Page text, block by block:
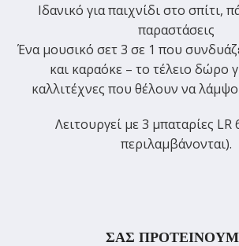
Ιδανικό για παιχνίδι στο σπίτι,
παραστάσεις
Έναμουσικό σετ 3 σε 1 που
και καραόκε – το τέλειο δώρο
καλλιτέχνες που θέλουν να
Λειτουργεί με 3 μπαταρίες LR
περιλαμβάνονται).
ΣΑΣ